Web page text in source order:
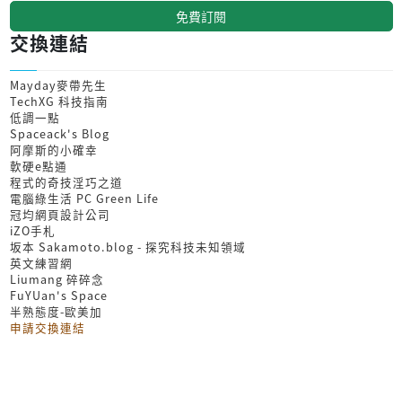
免費訂閱
交換連結
Mayday麥帶先生
TechXG 科技指南
低調一點
Spaceack's Blog
阿摩斯的小確幸
軟硬e點通
程式的奇技淫巧之道
電腦綠生活 PC Green Life
冠均網頁設計公司
iZO手札
坂本 Sakamoto.blog - 探究科技未知領域
英文練習網
Liumang 碎碎念
FuYUan's Space
半熟態度-歐美加
申請交換連結